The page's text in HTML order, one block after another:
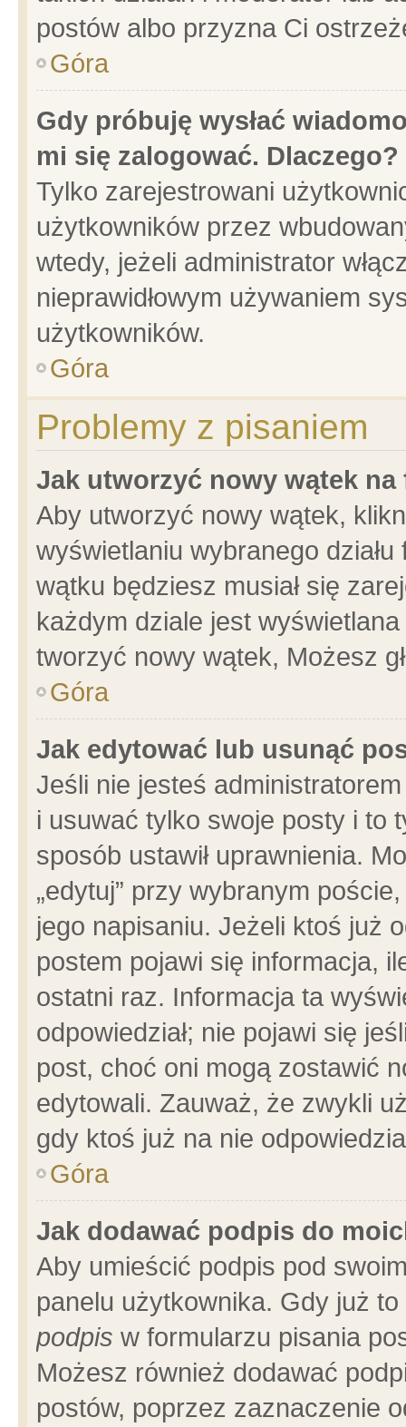
postów albo przyzna Ci
Góra
Gdy próbuję wysłać
mi się zalogować. Dlaczego?
Tylko zarejestrowani
użytkowników przez
wtedy, jeżeli administrator
nieprawidłowym używaniem
użytkowników.
Góra
Problemy z pisaniem
Jak utworzyć nowy wątek na
Aby utworzyć nowy wątek,
wyświetlaniu wybranego
wątku będziesz musiał się
każdym dziale jest
tworzyć nowy wątek, Możesz
Góra
Jak edytować lub usunąć
Jeśli nie jesteś
i usuwać tylko swoje posty i to
sposób ustawił uprawnienia.
„edytuj” przy wybranym
jego napisaniu. Jeżeli ktoś już
postem pojawi się informacja,
ostatni raz. Informacja ta
odpowiedział; nie pojawi się
post, choć oni mogą zostawić
edytowali. Zauważ, że zwykli
gdy ktoś już na nie
Góra
Jak dodawać podpis do
Aby umieścić podpis pod
panelu użytkownika. Gdy już
podpis w formularzu pisania
Możesz również dodawać
postów, poprzez zaznaczenie